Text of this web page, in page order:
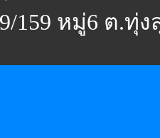
159 หมู่6 ต.ทุ่